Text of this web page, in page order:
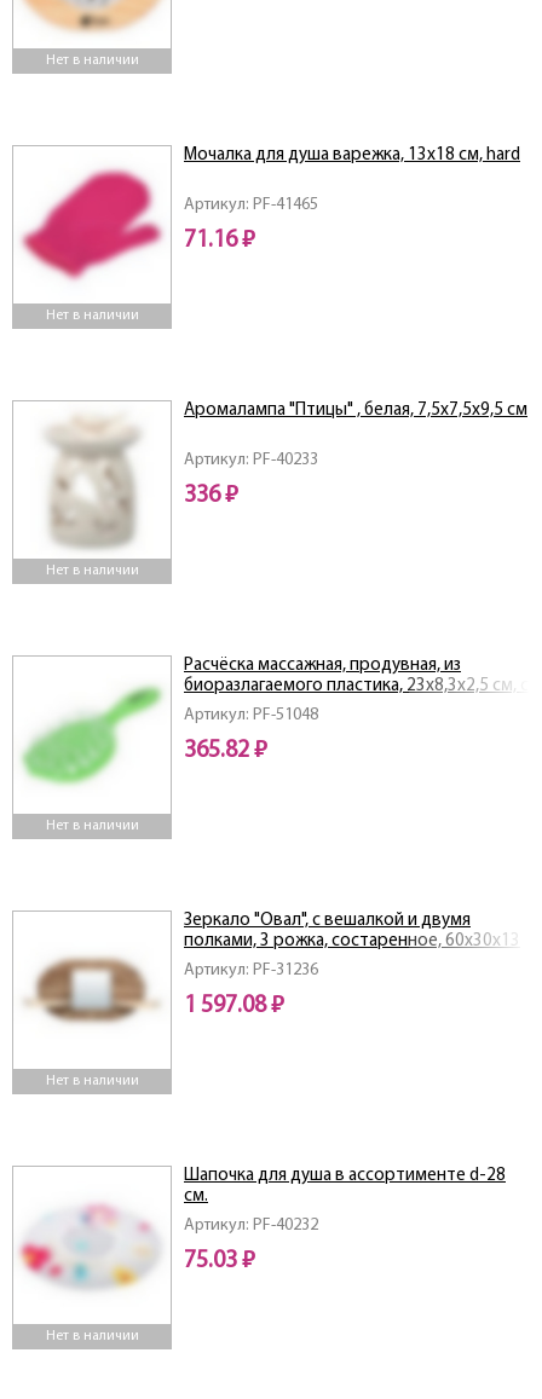
Нет в наличии
Нет в наличии
Артикул: PF-41465
Мочалка для душа варежка, 13х18 см, hard
71.16 ₽
Нет в наличии
Артикул: PF-40233
Аромалампа "Птицы" , белая, 7,5x7,5x9,5 см
336 ₽
Нет в наличии
Артикул: PF-51048
Расчёска массажная, продувная, из
биоразлагаемого пластика, 23х8,3х2,5 см, с
пластиковыми зубчиками
365.82 ₽
Нет в наличии
Артикул: PF-31236
Зеркало "Овал", с вешалкой и двумя
полками, 3 рожка, состаренное, 60х30х13
см, липа
1 597.08 ₽
Нет в наличии
Артикул: PF-40232
Шапочка для душа в ассортименте d-28
см.
75.03 ₽